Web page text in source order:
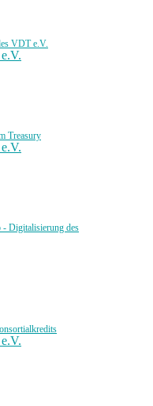
VDT e.V.
Treasury
- Digitalisierung des